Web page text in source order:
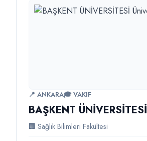
📍 ANKARA🎓 VAKIF
BAŞKENT ÜNİVERSİTESİ
🏢 Sağlık Bilimleri Fakültesi